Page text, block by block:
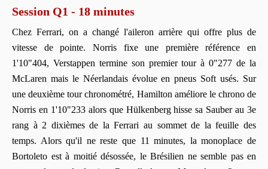
Session Q1 - 18 minutes
Chez Ferrari, on a changé l'aileron arrière qui offre plus de
vitesse de pointe. Norris fixe une première référence en
1'10"404, Verstappen termine son premier tour à 0"277 de la
McLaren mais le Néerlandais évolue en pneus Soft usés. Sur
une deuxième tour chronométré, Hamilton améliore le chrono de
Norris en 1'10"233 alors que Hülkenberg hisse sa Sauber au 3e
rang à 2 dixièmes de la Ferrari au sommet de la feuille des
temps. Alors qu'il ne reste que 11 minutes, la monoplace de
Bortoleto est à moitié désossée, le Brésilien ne semble pas en